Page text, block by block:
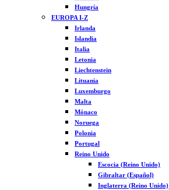
Hungría
EUROPA I-Z
Irlanda
Islandia
Italia
Letonia
Liechtenstein
Lituania
Luxemburgo
Malta
Mónaco
Noruega
Polonia
Portugal
Reino Unido
Escocia (Reino Unido)
Gibraltar (Español)
Inglaterra (Reino Unido)